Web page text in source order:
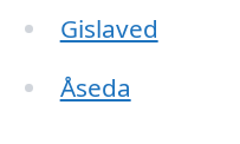
Gislaved
Åseda